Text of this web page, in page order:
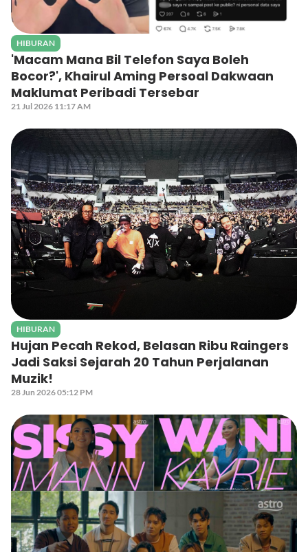
HIBURAN
'Macam Mana Bil Telefon Saya Boleh
Bocor?', Khairul Aming Persoal Dakwaan
Maklumat Peribadi Tersebar
21 Jul 2026 11:17 AM
HIBURAN
Hujan Pecah Rekod, Belasan Ribu Raingers
Jadi Saksi Sejarah 20 Tahun Perjalanan
Muzik!
28 Jun 2026 05:12 PM